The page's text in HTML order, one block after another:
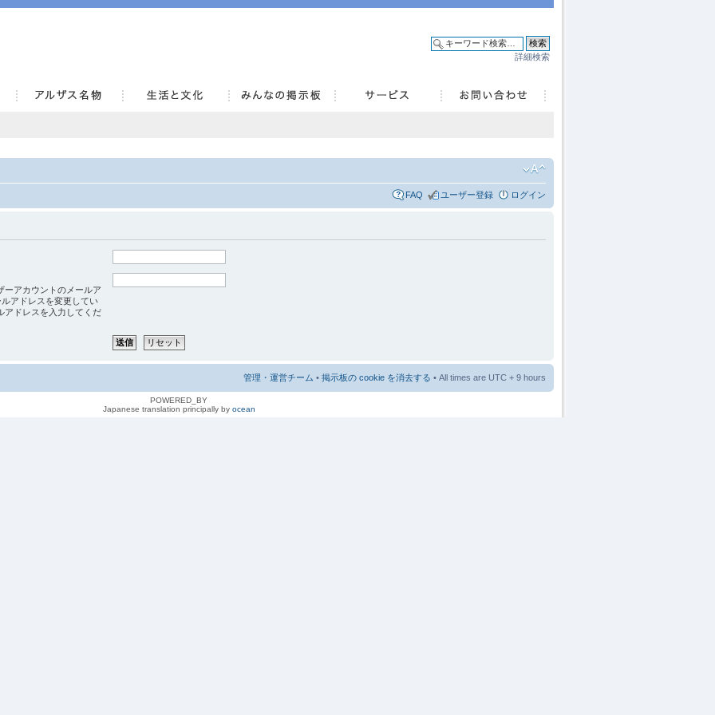
詳細検索
FAQ ユーザー登録 ログイン
ーアカウントのメールア
アドレスを変更してい
アドレスを入力してくだ
管理・運営チーム • 掲示板の cookie を消去する • All times are UTC + 9 hours
POWERED_BY
Japanese translation principally by ocean